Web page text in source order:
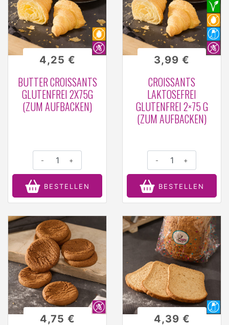
BUTTER CROISSANTS
GLUTENFREI 2X75G
(ZUM AUFBACKEN)
4,25 €
- +
BESTELLEN
CROISSANTS
LAKTOSEFREI
GLUTENFREI 2×75 G
(ZUM AUFBACKEN)
3,99 €
- +
BESTELLEN
4,75 € 4,39 €